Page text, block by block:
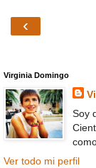
‹
Virginia Domingo
Soy
Ver todo mi perfil